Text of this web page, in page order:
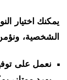
اختيار النوع
ونؤمن
نعمل على